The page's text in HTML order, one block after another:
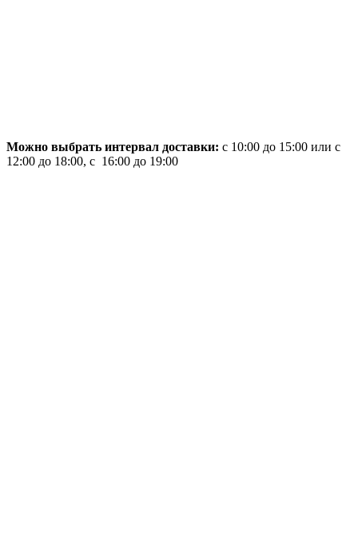
Можно выбрать интервал доставки: с 10:00 до 15:00 или с
12:00 до 18:00, с 16:00 до 19:00